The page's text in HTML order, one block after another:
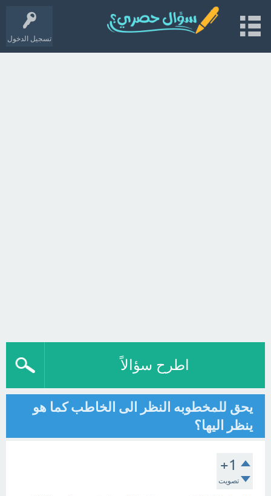
تسجيل الدخول
اطرح سؤالاً
يحق للمخطوبه النظر الى الخاطب كما هو
ينظر اليها؟
+1
تصويت